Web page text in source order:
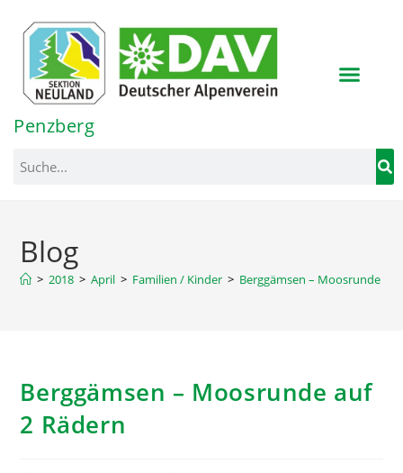
springen
Penzberg
Blog
> 2018 > April > Familien / Kinder > Berggämsen – Moosrunde auf
Berggämsen – Moosrunde auf
2 Rädern